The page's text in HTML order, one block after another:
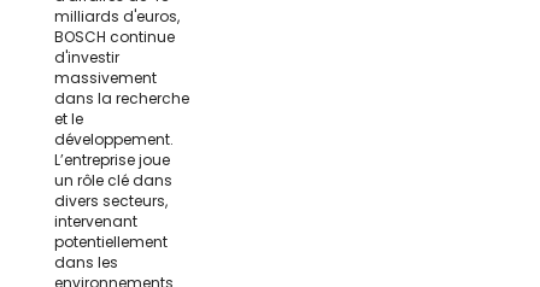
milliards d'euros,
BOSCH continue
d'investir
massivement
dans la recherche
et le
développement.
L’entreprise joue
un rôle clé dans
divers secteurs,
intervenant
potentiellement
dans les
environnements